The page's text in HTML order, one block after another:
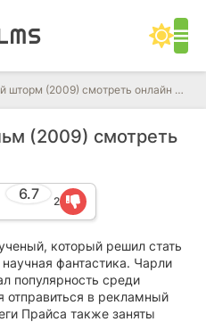
смотреть онлайн фильм в HD качестве 720 - 1080 бесплатно
(2009) смотреть
6.7 2
который решил стать
фантастика. Чарли
популярность среди
отправиться в рекламный
Прайса также заняты